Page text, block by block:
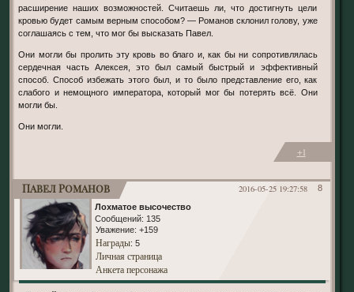
расширение наших возможностей. Считаешь ли, что достигнуть цели
кровью будет самым верным способом? — Романов склонил голову, уже
соглашаясь с тем, что мог бы высказать Павел.
Они могли бы пролить эту кровь во благо и, как бы ни сопротивлялась
сердечная часть Алексея, это был самый быстрый и эффективный
способ. Способ избежать этого был, и то было представление его, как
слабого и немощного императора, который мог бы потерять всё. Они
могли бы.
Они могли.
+1
8
2016-05-25 19:27:58
Павел Романов
Лохматое высочество
Сообщений: 135
Уважение: +159
Награды: 5
Личная страница
Анкета персонажа